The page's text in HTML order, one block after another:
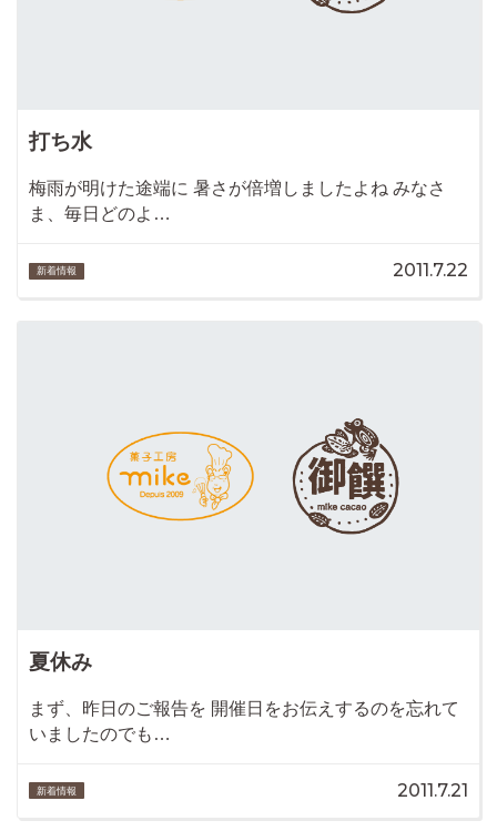
打ち水
梅雨が明けた途端に 暑さが倍増しましたよね みなさ
ま、毎日どのよ…
新着情報 2011.7.22
夏休み
まず、昨日のご報告を 開催日をお伝えするのを忘れて
いましたのでも…
新着情報 2011.7.21